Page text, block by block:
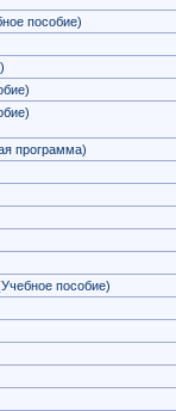
пособие)
программа)
пособие)